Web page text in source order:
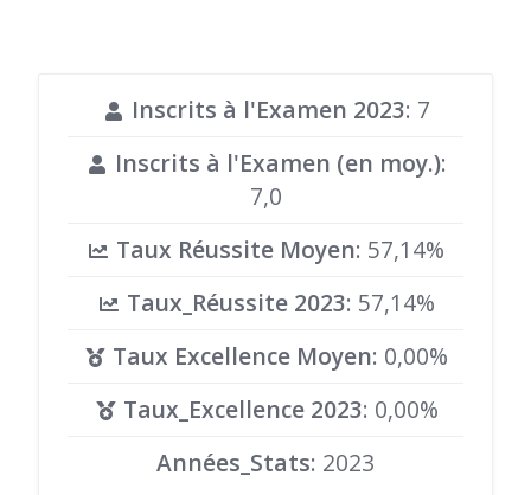
Inscrits à l'Examen 2023: 7
Inscrits à l'Examen (en moy.):
7,0
Taux Réussite Moyen: 57,14%
Taux_Réussite 2023: 57,14%
Taux Excellence Moyen: 0,00%
Taux_Excellence 2023: 0,00%
Années_Stats: 2023